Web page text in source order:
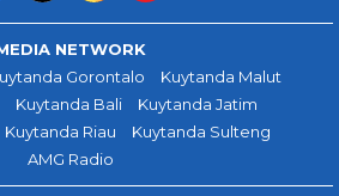
NETWORK
Gorontalo
Kuytanda Malut
Kuytanda Bali
Kuytanda Jatim
Kuytanda Riau
Kuytanda Sulteng
AMG Radio